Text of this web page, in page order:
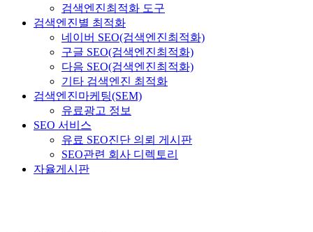
검색엔진최적화 도구
검색엔진별 최적화
네이버 SEO(검색엔진최적화)
구글 SEO(검색엔진최적화)
다음 SEO(검색엔진최적화)
기타 검색엔진 최적화
검색엔진마케팅(SEM)
유료광고 정보
SEO 서비스
유료 SEO진단 의뢰 게시판
SEO관련 회사 디렉토리
자율게시판